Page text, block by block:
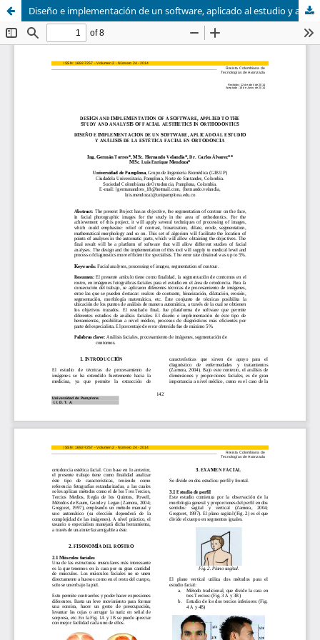
Diseño e implementación de un software, aplicado al estudio y análisis de la estética facial en ortodoncia